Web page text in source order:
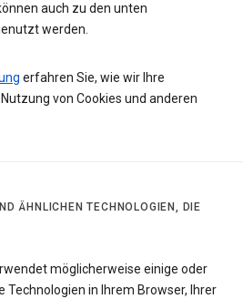
auch zu den unten
werden.
erfahren Sie, wie wir Ihre
von Cookies und anderen
ÄHNLICHEN TECHNOLOGIEN, DIE
möglicherweise einige oder
Technologien in Ihrem Browser, Ihrer